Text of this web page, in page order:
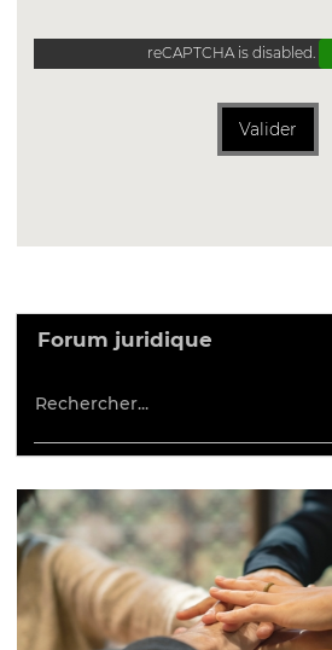
reCAPTCHA is disabled.
Valider
Forum juridique